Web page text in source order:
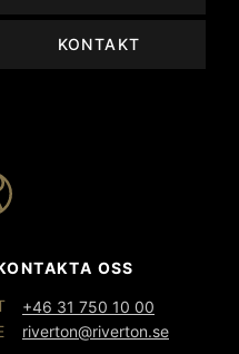
KONTAKT
OSS
+46 31 750 10 00
riverton@riverton.se